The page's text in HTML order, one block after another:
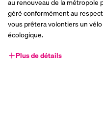
au renouveau de la métropole
géré conformément au
vous prêtera volontiers un
écologique.
Plus de détails